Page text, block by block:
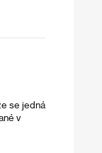
se jedná
v